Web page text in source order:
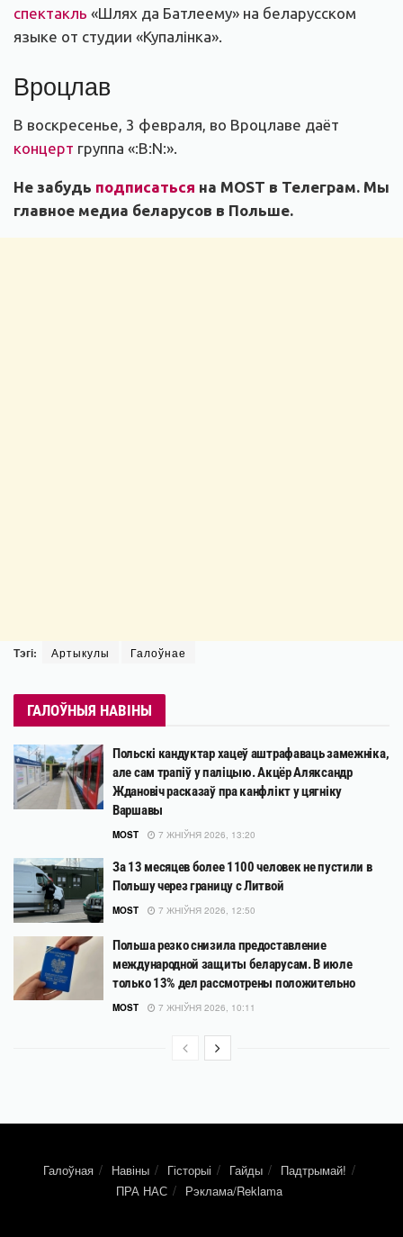
спектакль «Шлях да Батлеему» на беларусском
языке от студии «Купалінка».
Вроцлав
В воскресенье, 3 февраля, во Вроцлаве даёт
концерт группа «:B:N:».
Не забудь подписаться на MOST в Телеграм. Мы
главное медиа беларусов в Польше.
Тэгі: Артыкулы Галоўнае
ГАЛОЎНЫЯ НАВІНЫ
Польскі кандуктар хацеў аштрафаваць замежніка,
але сам трапіў у паліцыю. Акцёр Аляксандр
Ждановіч расказаў пра канфлікт у цягніку
Варшавы
MOST 7 ЖНІЎНЯ 2026, 13:20
За 13 месяцев более 1100 человек не пустили в
Польшу через границу с Литвой
MOST 7 ЖНІЎНЯ 2026, 12:50
Польша резко снизила предоставление
международной защиты беларусам. В июле
только 13% дел рассмотрены положительно
MOST 7 ЖНІЎНЯ 2026, 10:11
Галоўная Навіны Гісторыі Гайды
Падтрымай!
ПРА НАС
Рэклама/Reklama